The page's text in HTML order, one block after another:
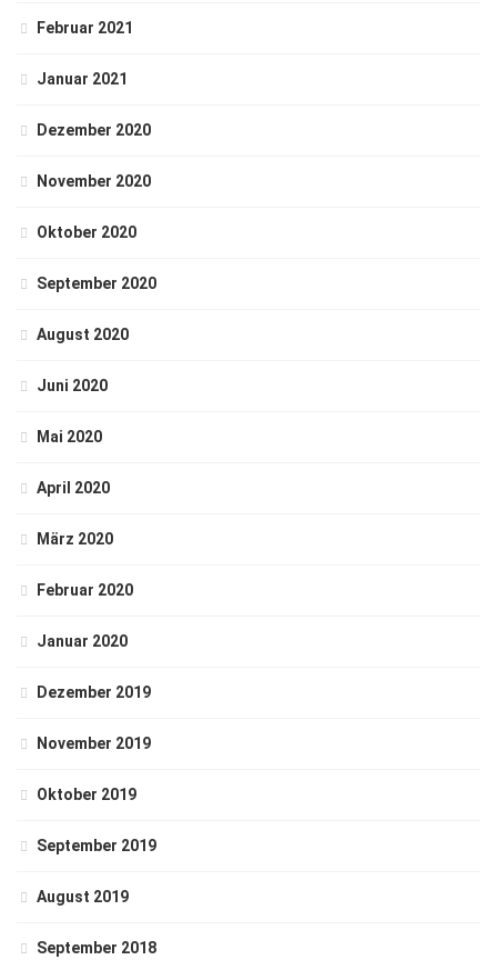
Februar 2021
Januar 2021
Dezember 2020
November 2020
Oktober 2020
September 2020
August 2020
Juni 2020
Mai 2020
April 2020
März 2020
Februar 2020
Januar 2020
Dezember 2019
November 2019
Oktober 2019
September 2019
August 2019
September 2018